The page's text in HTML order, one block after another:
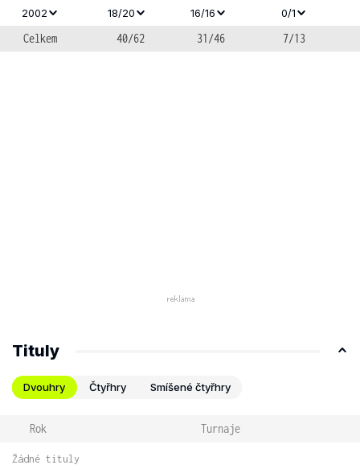
2002
18/20 16/16 0/1
Celkem 40/62 31/46 7/13
Tituly
Dvouhry Čtyřhry Smíšené čtyřhry
Rok Turnaje
Žádné tituly